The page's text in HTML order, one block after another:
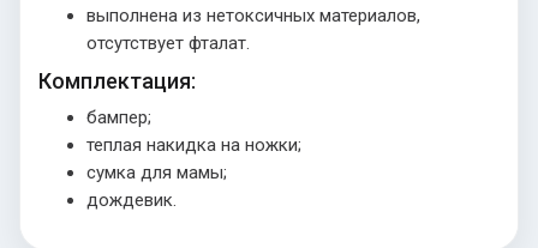
выполнена из нетоксичных материалов,
отсутствует фталат.
Комплектация:
бампер;
теплая накидка на ножки;
сумка для мамы;
дождевик.